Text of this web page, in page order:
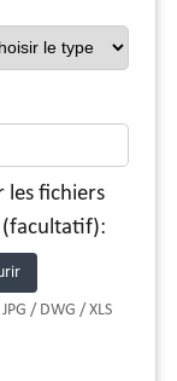
les fichiers
/ DWG / XLS